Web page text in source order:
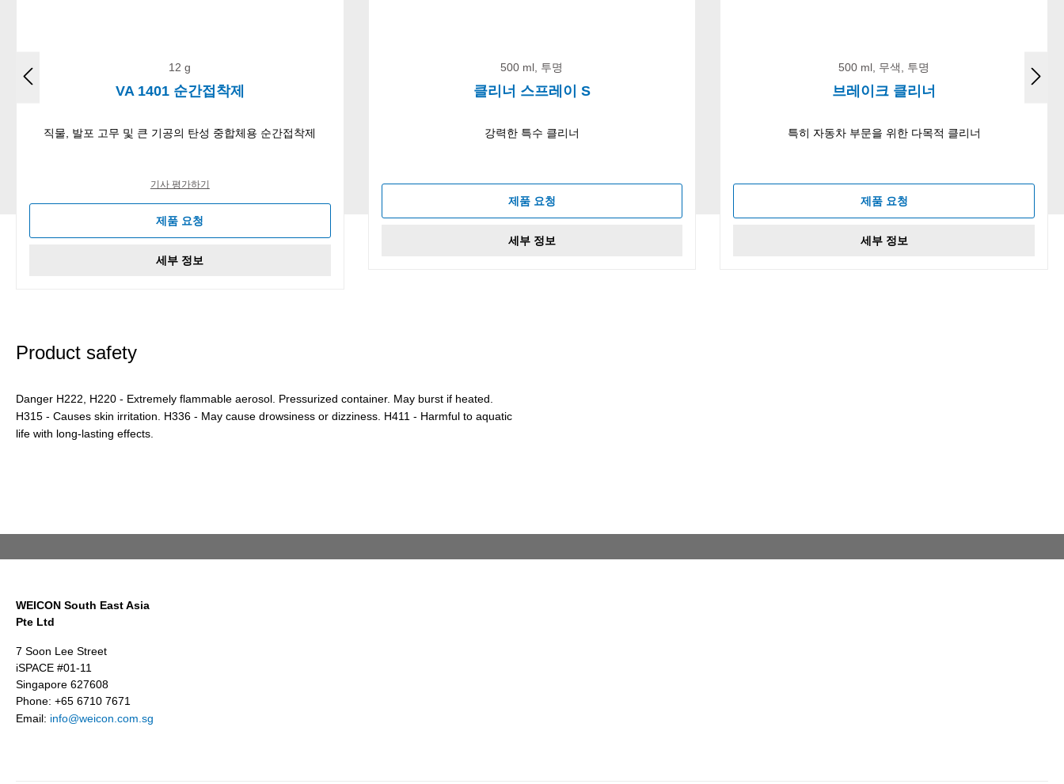
12 g
VA 1401 순간접착제
직물, 발포 고무 및 큰 기공의 탄성 중합체용 순간접착제
기사 평가하기
제품 요청
세부 정보
500 ml, 투명
클리너 스프레이 S
강력한 특수 클리너
제품 요청
세부 정보
500 ml, 무색, 투명
브레이크 클리너
특히 자동차 부문을 위한 다목적 클리너
제품 요청
세부 정보
Product safety
Danger H222, H220 - Extremely flammable aerosol. Pressurized container. May burst if heated.
H315 - Causes skin irritation. H336 - May cause drowsiness or dizziness. H411 - Harmful to aquatic
life with long-lasting effects.
WEICON South East Asia
Pte Ltd
7 Soon Lee Street
iSPACE #01-11
Singapore 627608
Phone: +65 6710 7671
Email: info@weicon.com.sg